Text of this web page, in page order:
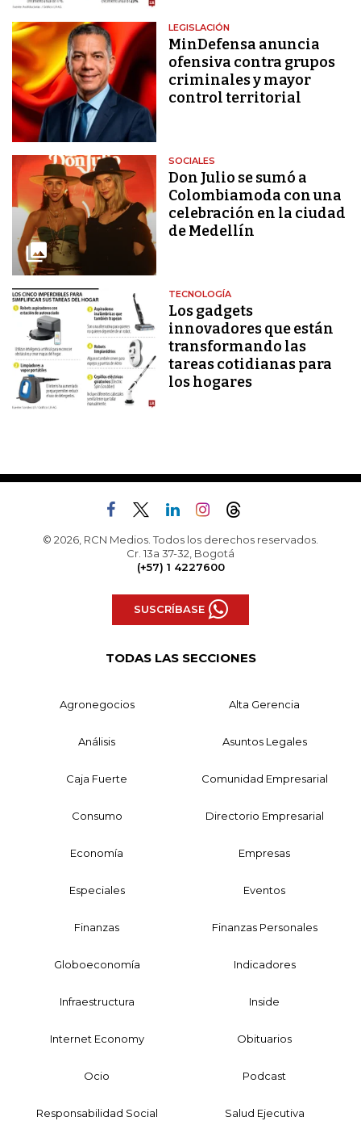
LEGISLACIÓN
MinDefensa anuncia
ofensiva contra grupos
criminales y mayor
control territorial
SOCIALES
Don Julio se sumó a
Colombiamoda con una
celebración en la ciudad
de Medellín
TECNOLOGÍA
Los gadgets
innovadores que están
transformando las
tareas cotidianas para
los hogares
© 2026, RCN Medios. Todos los derechos reservados.
Cr. 13a 37-32, Bogotá
(+57) 1 4227600
SUSCRÍBASE
TODAS LAS SECCIONES
Agronegocios Alta Gerencia
Análisis Asuntos Legales
Caja Fuerte Comunidad Empresarial
Consumo Directorio Empresarial
Economía Empresas
Especiales Eventos
Finanzas Finanzas Personales
Globoeconomía Indicadores
Infraestructura Inside
Internet Economy Obituarios
Ocio Podcast
Responsabilidad Social Salud Ejecutiva